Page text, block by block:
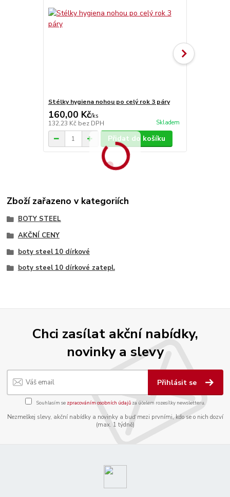
Stélky hygiena nohou po celý rok 3 páry
160,00 Kč/ks
132,23 Kč bez DPH Skladem
Přidat do košíku
Zboží zařazeno v kategoriích
BOTY STEEL
AKČNÍ CENY
boty steel 10 dírkové
boty steel 10 dírkové zatepl.
Chci zasílat akční nabídky,
novinky a slevy
Přihlásit se
Souhlasím se zpracováním osobních údajůza účelem rozesílky newsletteru.
Nezmeškej slevy, akční nabídky a novinky a buď mezi prvními, kdo se o nich dozví
(max. 1 týdně)